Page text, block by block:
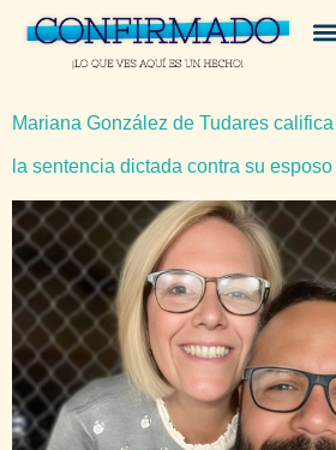
Mariana González de Tudares
la sentencia dictada contra su esposo